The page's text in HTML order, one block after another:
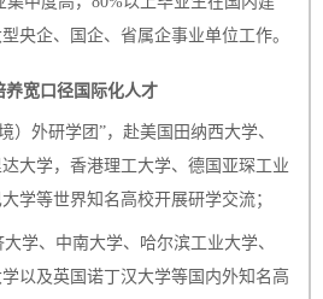
央企、国企、省属企事业单位工作。
宽口径国际化人才
）外研学团”，赴美国田纳西大学、
大学，香港理工大学、德国亚琛工业
学等世界知名高校开展研学交流；
学、中南大学、哈尔滨工业大学、
以及英国诺丁汉大学等国内外知名高